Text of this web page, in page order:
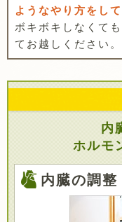
ようなやり方をし
ボキボキしなくて
てお越しください。
内
ホルモ
内臓の調整